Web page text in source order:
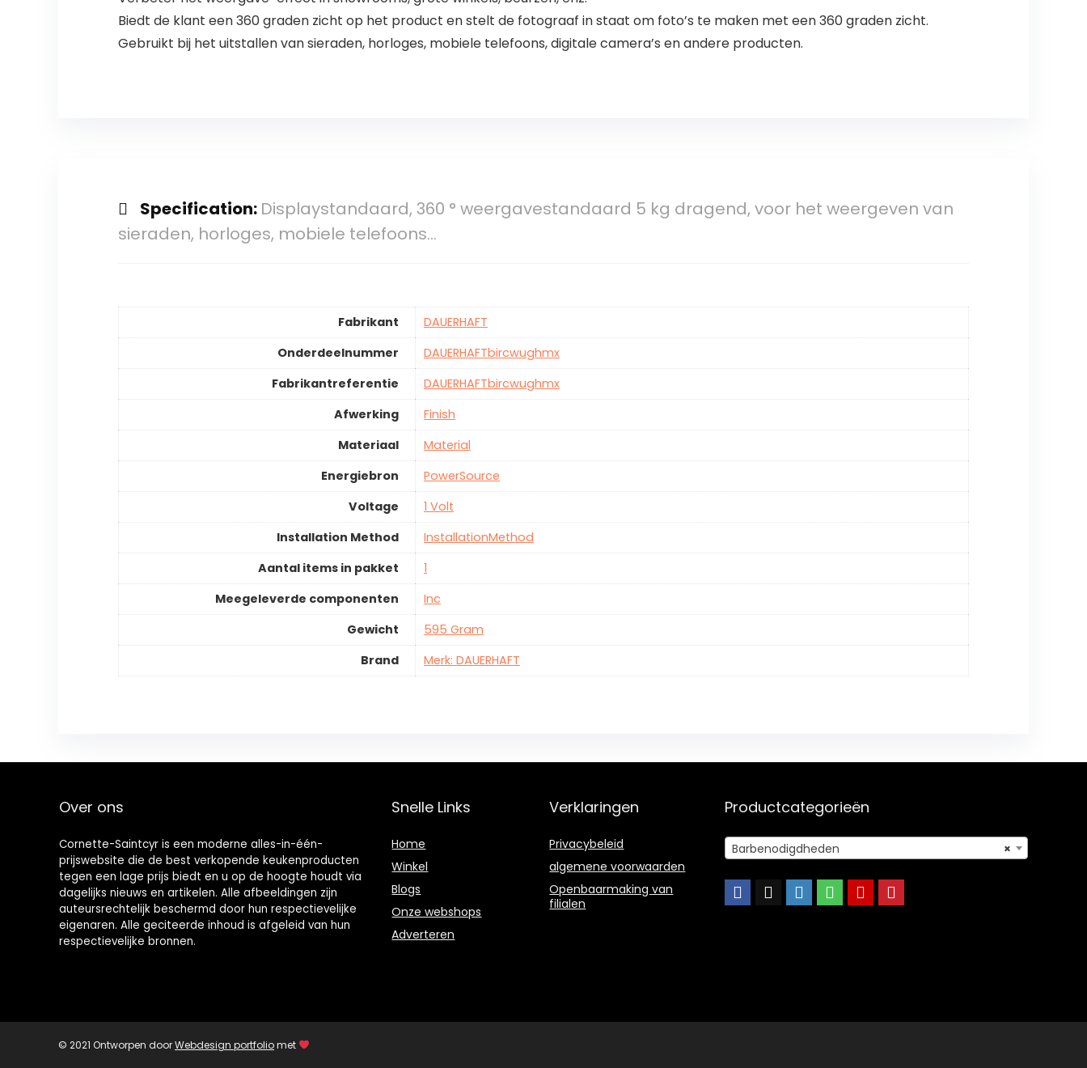
Biedt de klant een 360 graden zicht op het product en stelt de fotograaf in staat om foto’s te maken met een 360 graden zicht.
Gebruikt bij het uitstallen van sieraden, horloges, mobiele telefoons, digitale camera’s en andere producten.
Specification: Displaystandaard, 360 ° weergavestandaard 5 kg dragend, voor het weergeven van
sieraden, horloges, mobiele telefoons…
Fabrikant
DAUERHAFT
Onderdeelnummer
DAUERHAFTbircwughmx
Fabrikantreferentie
DAUERHAFTbircwughmx
Afwerking
Finish
Materiaal
Material
Energiebron
PowerSource
Voltage
1 Volt
Installation Method
InstallationMethod
Aantal items in pakket
1
Meegeleverde componenten
Inc
Gewicht
595 Gram
Brand
Merk: DAUERHAFT
Over ons
Cornette-Saintcyr is een moderne alles-in-één-
prijswebsite die de best verkopende keukenproducten
tegen een lage prijs biedt en u op de hoogte houdt via
dagelijks nieuws en artikelen. Alle afbeeldingen zijn
auteursrechtelijk beschermd door hun respectievelijke
eigenaren. Alle geciteerde inhoud is afgeleid van hun
respectievelijke bronnen.
Snelle Links
Home
Winkel
Blogs
Onze webshops
Adverteren
Verklaringen
Privacybeleid
algemene voorwaarden
Openbaarmaking van
filialen
Productcategorieën
×
Barbenodigdheden
© 2021 Ontworpen doorWebdesign portfoliomet